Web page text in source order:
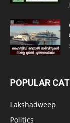
POPULAR
Lakshadweep
Politics